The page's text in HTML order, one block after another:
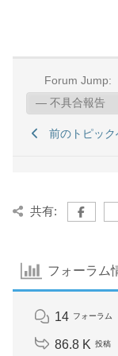
Forum Jump:
前のトピック
共有:
フォーラム
14 フォーラム
86.8 K 投稿